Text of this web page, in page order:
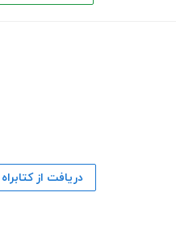
دریافت از کتابراه